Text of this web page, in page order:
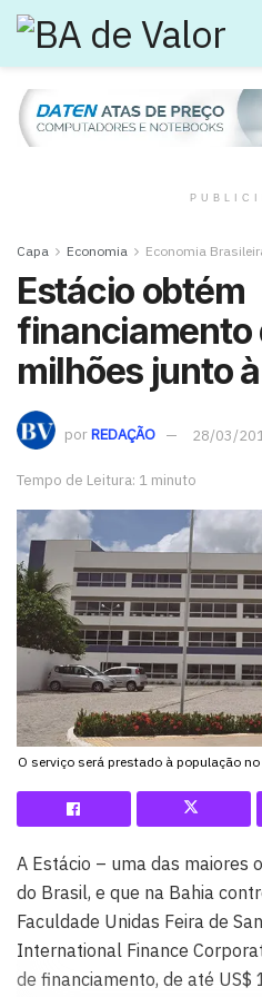
Capa Economia Economia
Estácio obtém
financiamento
milhões junto
porREDAÇÃO 28/03/
Tempo de Leitura: 1 minuto
O serviço será prestado à população
A Estácio – uma das maiores
do Brasil, e que na Bahia
Faculdade Unidas Feira de
International Finance
de financiamento, de até US$